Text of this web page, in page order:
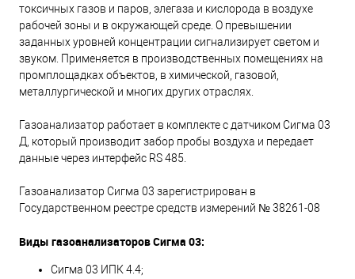
токсичных газов и паров, элегаза и кислорода в воздухе
рабочей зоны и в окружающей среде. О превышении
заданных уровней концентрации сигнализирует светом и
звуком. Применяется в производственных помещениях на
промплощадках объектов, в химической, газовой,
металлургической и многих других отраслях.
Газоанализатор работает в комплекте с датчиком Сигма 03
Д, который производит забор пробы воздуха и передает
данные через интерфейс RS 485.
Газоанализатор Сигма 03 зарегистрирован в
Государственном реестре средств измерений № 38261-08
Виды газоанализаторов Сигма 03:
Сигма 03 ИПК 4.4;